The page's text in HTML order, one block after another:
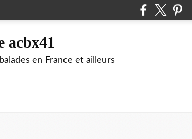
acbx41
en France et ailleurs